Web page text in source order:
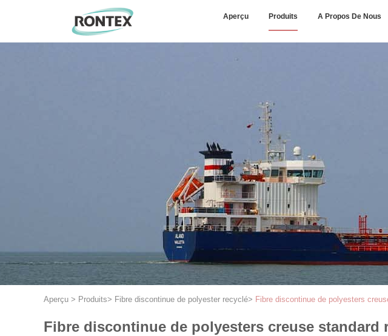
Aperçu Produits A Propos De Nous
Aperçu > Produits> Fibre discontinue de polyester recyclé> Fibre discontinue de polyesters
Fibre discontinue de polyesters creuse